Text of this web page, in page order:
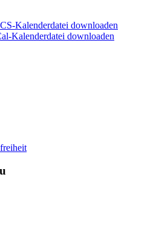
Kalenderdatei downloaden
Kalenderdatei downloaden